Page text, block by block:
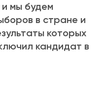
мы будем
в стране и
которых
кандидат в